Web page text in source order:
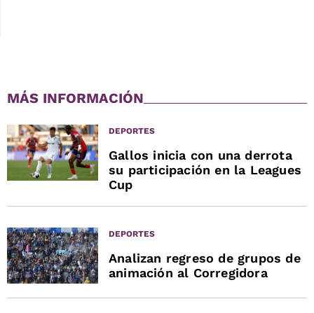
MÁS INFORMACIÓN
DEPORTES
Gallos inicia con una derrota
su participación en la Leagues
Cup
DEPORTES
Analizan regreso de grupos de
animación al Corregidora